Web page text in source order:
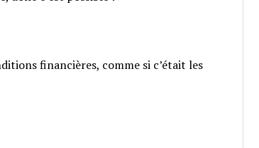
financières, comme si c’était les